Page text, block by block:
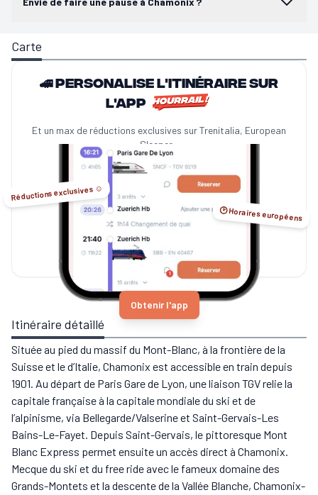
Carte
🚄 Personalise l'itinéraire sur
l'app
Et un max de réductions exclusives sur Trenitalia, European
Sleeper...
Réductions exclusives ☺️
🕑 Horaires européens
Obtenir l'app
Itinéraire détaillé
Située au pied du massif du Mont-Blanc, à la frontière de la
Suisse et le d’Italie, Chamonix est accessible en train depuis
1901. Au départ de Paris Gare de Lyon, une liaison TGV relie la
capitale française à la capitale mondiale du ski et de
l’alpinisme, via Bellegarde/Valserine et Saint-Gervais-Les
Bains-Le-Fayet. Depuis Saint-Gervais, le pittoresque Mont
Blanc Express permet ensuite un accès direct à Chamonix.
Mecque du ski et du free ride avec le fameux domaine des
Grands-Montets et la descente de la Vallée Blanche, Chamonix-